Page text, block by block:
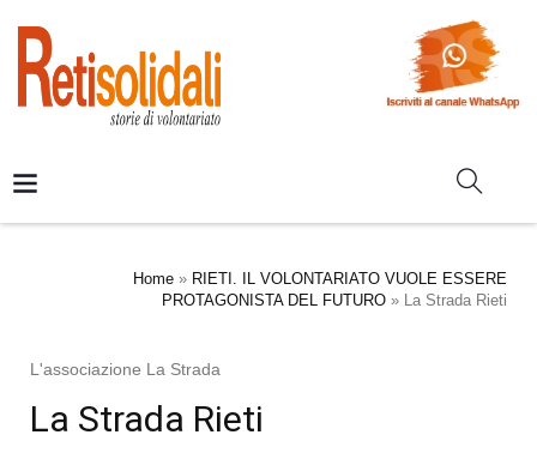
Home » RIETI. IL VOLONTARIATO VUOLE ESSERE
PROTAGONISTA DEL FUTURO » La Strada Rieti
L'associazione La Strada
La Strada Rieti